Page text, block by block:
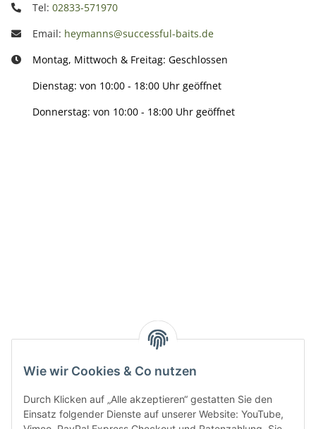
Wie wir Cookies & Co nutzen
Durch Klicken auf „Alle akzeptieren“ gestatten Sie den
Einsatz folgender Dienste auf unserer Website: YouTube,
Tel: 02833-571970
Email: heymanns@successful-baits.de
Montag, Mittwoch & Freitag: Geschlossen
Dienstag: von 10:00 - 18:00 Uhr geöffnet
Donnerstag: von 10:00 - 18:00 Uhr geöffnet